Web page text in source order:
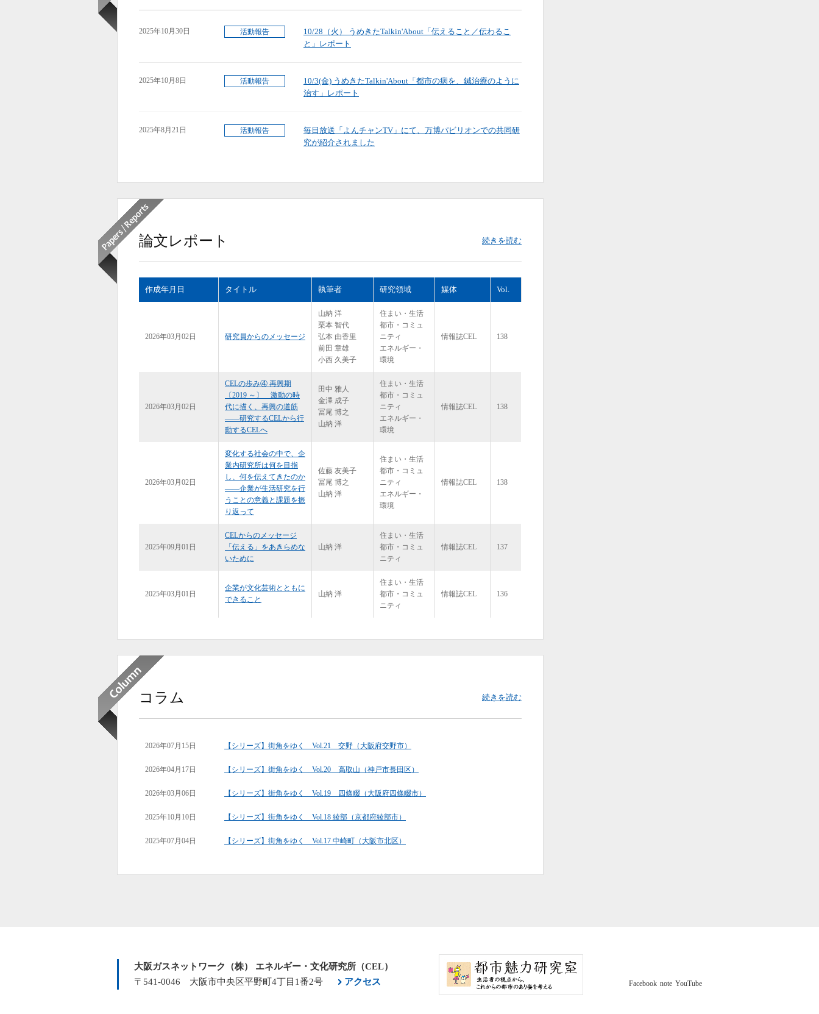
2025年10月30日 活動報告
10/28（火） うめきたTalkin'About「伝えること／伝わるこ
と」レポート
2025年10月8日 活動報告
10/3(金) うめきたTalkin'About「都市の病を、鍼治療のように
治す」レポート
2025年8月21日 活動報告
毎日放送「よんチャンTV」にて、万博パビリオンでの共同研
究が紹介されました
論文レポート 続きを読む
作成年月日 タイトル 執筆者 研究領域 媒体 Vol.
2026年03月02日 研究員からのメッセージ
山納 洋
栗本 智代
弘本 由香里
前田 章雄
小西 久美子
住まい・生活
都市・コミュ
ニティ
エネルギー・
環境
情報誌CEL 138
2026年03月02日
CELの歩み④ 再興期
〔2019 ～〕 激動の時
代に描く、再興の道筋
――研究するCELから行
動するCELへ
田中 雅人
金澤 成子
冨尾 博之
山納 洋
住まい・生活
都市・コミュ
ニティ
エネルギー・
環境
情報誌CEL 138
2026年03月02日
変化する社会の中で、企
業内研究所は何を目指
し、何を伝えてきたのか
――企業が生活研究を行
うことの意義と課題を振
り返って
佐藤 友美子
冨尾 博之
山納 洋
住まい・生活
都市・コミュ
ニティ
エネルギー・
環境
情報誌CEL 138
2025年09月01日
CELからのメッセージ
「伝える」をあきらめな
いために
山納 洋
住まい・生活
都市・コミュ
ニティ
情報誌CEL 137
2025年03月01日
企業が文化芸術とともに
できること
山納 洋
住まい・生活
都市・コミュ
ニティ
情報誌CEL 136
コラム 続きを読む
2026年07月15日 【シリーズ】街角をゆく Vol.21 交野（大阪府交野市）
2026年04月17日 【シリーズ】街角をゆく Vol.20 高取山（神戸市長田区）
2026年03月06日 【シリーズ】街角をゆく Vol.19 四條畷（大阪府四條畷市）
2025年10月10日 【シリーズ】街角をゆく Vol.18 綾部（京都府綾部市）
2025年07月04日 【シリーズ】街角をゆく Vol.17 中崎町（大阪市北区）
大阪ガスネットワーク（株） エネルギー・文化研究所（CEL）
〒541-0046 大阪市中央区平野町4丁目1番2号
アクセス Facebook note YouTube